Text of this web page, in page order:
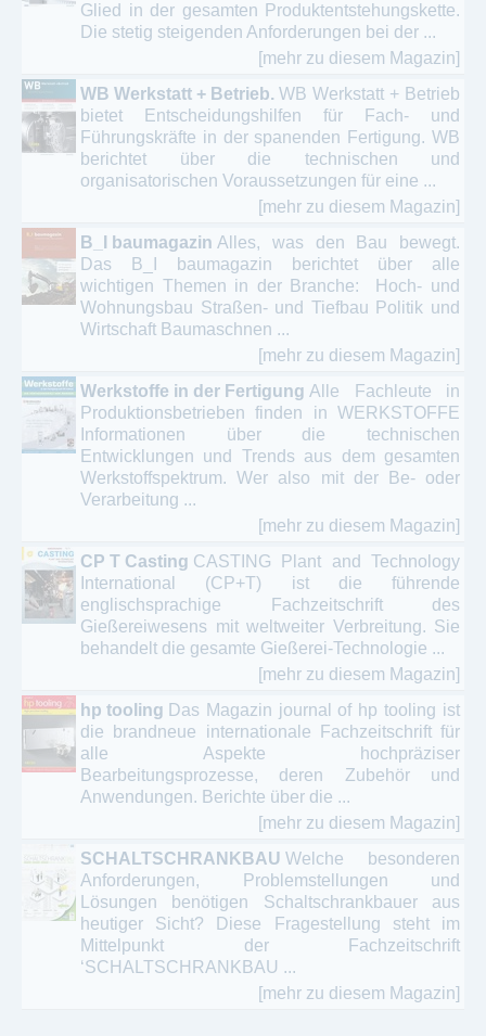
Glied in der gesamten Produktentstehungskette.
Die stetig steigenden Anforderungen bei der ...
[mehr zu diesem Magazin]
WB Werkstatt + Betrieb. WB Werkstatt + Betrieb
bietet Entscheidungshilfen für Fach- und
Führungskräfte in der spanenden Fertigung. WB
berichtet über die technischen und
organisatorischen Voraussetzungen für eine ...
[mehr zu diesem Magazin]
B_I baumagazin Alles, was den Bau bewegt.
Das B_I baumagazin berichtet über alle
wichtigen Themen in der Branche: Hoch- und
Wohnungsbau Straßen- und Tiefbau Politik und
Wirtschaft Baumaschnen ...
[mehr zu diesem Magazin]
Werkstoffe in der Fertigung Alle Fachleute in
Produktionsbetrieben finden in WERKSTOFFE
Informationen über die technischen
Entwicklungen und Trends aus dem gesamten
Werkstoffspektrum. Wer also mit der Be- oder
Verarbeitung ...
[mehr zu diesem Magazin]
CP T Casting CASTING Plant and Technology
International (CP+T) ist die führende
englischsprachige Fachzeitschrift des
Gießereiwesens mit weltweiter Verbreitung. Sie
behandelt die gesamte Gießerei-Technologie ...
[mehr zu diesem Magazin]
hp tooling Das Magazin journal of hp tooling ist
die brandneue internationale Fachzeitschrift für
alle Aspekte hochpräziser
Bearbeitungsprozesse, deren Zubehör und
Anwendungen. Berichte über die ...
[mehr zu diesem Magazin]
SCHALTSCHRANKBAU Welche besonderen
Anforderungen, Problemstellungen und
Lösungen benötigen Schaltschrankbauer aus
heutiger Sicht? Diese Fragestellung steht im
Mittelpunkt der Fachzeitschrift
‘SCHALTSCHRANKBAU ...
[mehr zu diesem Magazin]